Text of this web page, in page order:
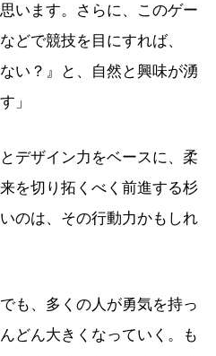
います。さらに、このゲー
どで競技を目にすれば、
い？』と、自然と興味が湧
」
デザイン力をベースに、柔
を切り拓くべく前進する杉
のは、その行動力かもしれ
も、多くの人が勇気を持っ
どん大きくなっていく。も